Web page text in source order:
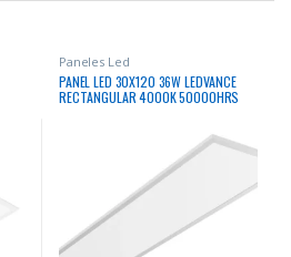
Paneles Led
PANEL LED 30X120 36W LEDVANCE
RECTANGULAR 4000K 50000HRS